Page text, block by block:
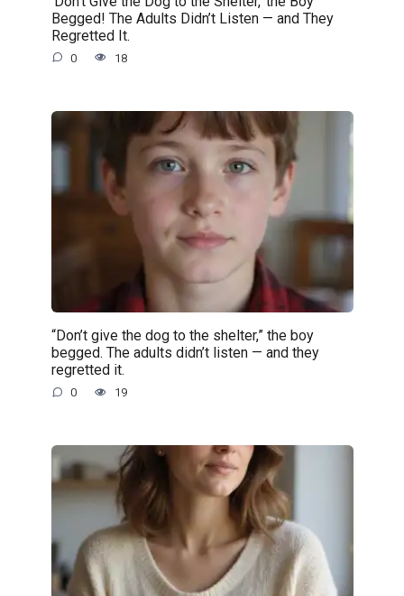
Begged! The Adults Didn’t Listen — and They
Regretted It.
0 18
“Don’t give the dog to the shelter,” the boy
begged. The adults didn’t listen — and they
regretted it.
0 19